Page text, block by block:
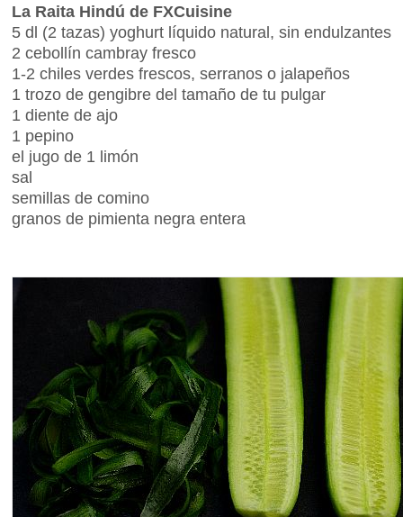
La Raita Hindú de FXCuisine
5 dl (2 tazas) yoghurt líquido natural, sin endulzantes
2 cebollín cambray fresco
1-2 chiles verdes frescos, serranos o jalapeños
1 trozo de gengibre del tamaño de tu pulgar
1 diente de ajo
1 pepino
el jugo de 1 limón
sal
semillas de comino
granos de pimienta negra entera